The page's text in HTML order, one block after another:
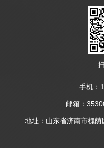
手机：
邮箱：
地址：山东省济南市槐